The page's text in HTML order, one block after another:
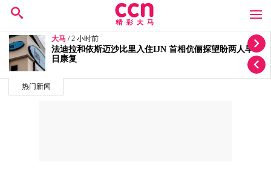
热门新闻
大马 / 4 小时前
退出火箭3年后重返政坛 刘天球宣布加入全民党